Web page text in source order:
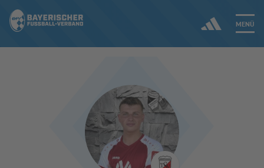
MENÜ
ERGEBNISSE & WETTBEWERBE